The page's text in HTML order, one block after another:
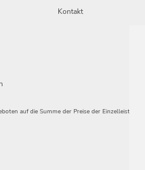
Kontakt
auf die Summe der Preise der Einzelleistungen.